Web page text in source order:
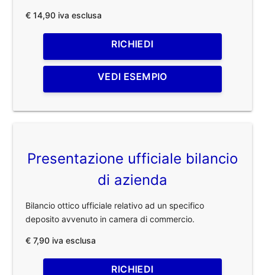
€ 14,90 iva esclusa
RICHIEDI
VEDI ESEMPIO
Presentazione ufficiale bilancio
di azienda
Bilancio ottico ufficiale relativo ad un specifico
deposito avvenuto in camera di commercio.
€ 7,90 iva esclusa
RICHIEDI